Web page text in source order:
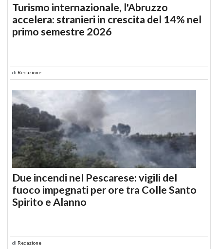
Turismo internazionale, l'Abruzzo
accelera: stranieri in crescita del 14% nel
primo semestre 2026
di Redazione
Due incendi nel Pescarese: vigili del
fuoco impegnati per ore tra Colle Santo
Spirito e Alanno
di Redazione